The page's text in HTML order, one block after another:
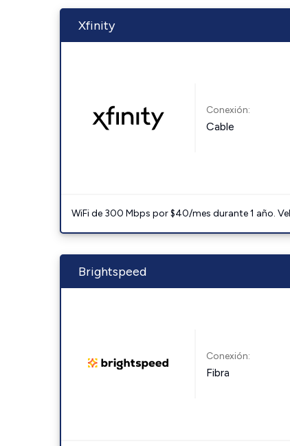
Xfinity
Conexión:
Cable
WiFi de 300 Mbps por $40/mes durante 1 año.
Brightspeed
Conexión:
Fibra